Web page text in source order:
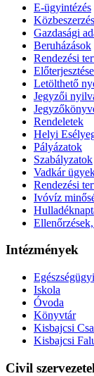
E-ügyintézés
Közbeszerzés
Gazdasági
Beruházások
Rendezési
Letölthető
Jegyzői
Rendeletek
Helyi
Pályázatok
Szabályzatok
Vadkár
Rendezési
Ivóvíz
Intézmények
Iskola
Óvoda
Könyvtár
Kisbajcsi
Kisbajcsi
Civil